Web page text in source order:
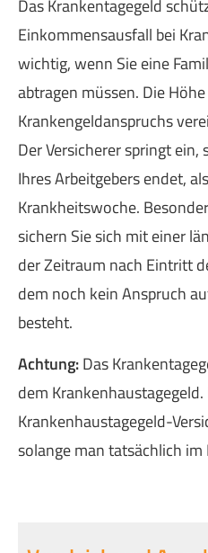
Das Krankentagegeld
Einkommensausfall bei
wichtig, wenn Sie eine
abtragen müssen. Die
Krankengeldanspruchs
Der Versicherer springt
Ihres Arbeitgebers endet,
Krankheitswoche.
sichern Sie sich mit einer
der Zeitraum nach Eintritt
dem noch kein Anspruch
besteht.
Achtung:Das
dem Krankenhaustagegeld.
Krankenhaustagegeld-
solange man tatsächlich